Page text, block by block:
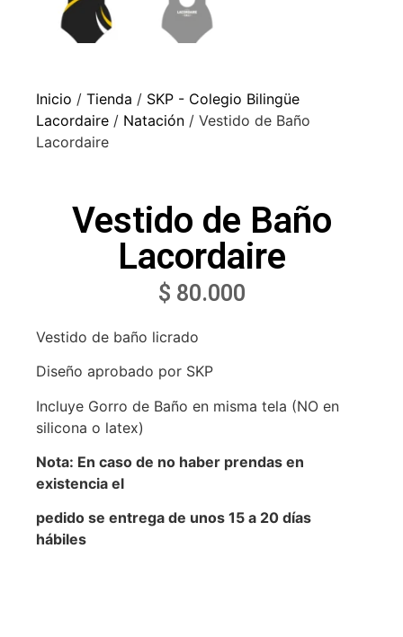
Inicio / Tienda / SKP - Colegio Bilingüe
Lacordaire / Natación / Vestido de Baño
Lacordaire
Vestido de Baño
Lacordaire
$ 80.000
Vestido de baño licrado
Diseño aprobado por SKP
Incluye Gorro de Baño en misma tela (NO en
silicona o latex)
Nota: En caso de no haber prendas en
existencia el
pedido se entrega de unos 15 a 20 días
hábiles